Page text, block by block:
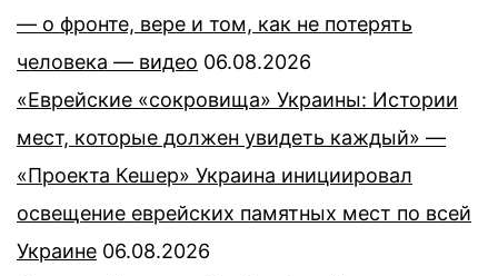
— о фронте, вере и том, как не потерять
человека — видео 06.08.2026
«Еврейские «сокровища» Украины: Истории
мест, которые должен увидеть каждый» —
«Проекта Кешер» Украина инициировал
освещение еврейских памятных мест по всей
Украине 06.08.2026